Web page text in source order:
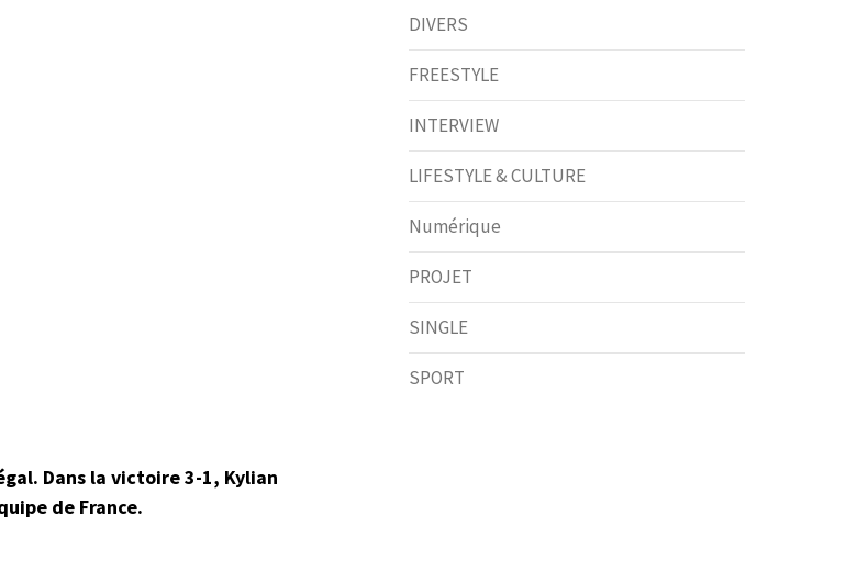
Dans la victoire 3-1, Kylian
de France.
DIVERS
FREESTYLE
INTERVIEW
LIFESTYLE & CULTURE
Numérique
PROJET
SINGLE
SPORT